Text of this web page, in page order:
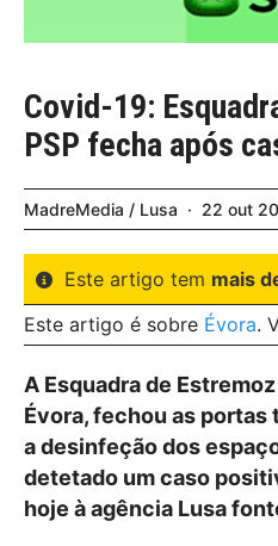
Covid-19:
PSP fecha após
MadreMedia / Lusa 22 out
Este artigo tem mais
Este artigo é sobre Évora.
A Esquadra de
Évora, fechou as
a desinfeção dos
detetado um caso
hoje à agência Lusa